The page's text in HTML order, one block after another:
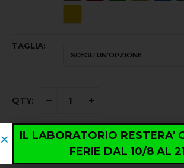
TAGLIA
AGGIUNGI AL CARRELLO
IL LABORATORIO RESTERA'
FERIE DAL 10/8 AL